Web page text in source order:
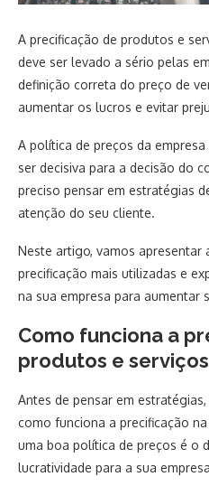
A precificação de produtos e
deve ser levado a sério pelas
definição correta do preço de
aumentar os lucros e evitar
A política de preços da
ser decisiva para a decisão do
preciso pensar em estratégias
atenção do seu cliente.
Neste artigo, vamos apresentar
precificação mais utilizadas e
na sua empresa para aumentar
Como funciona a
produtos e
Antes de pensar em
como funciona a precificação
uma boa política de preços é o
lucratividade para a sua